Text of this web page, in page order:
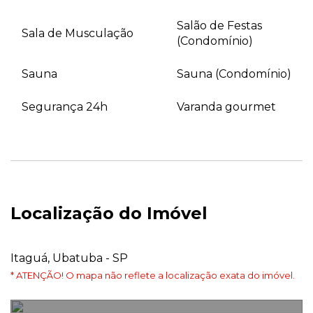
Sala de Musculação
Salão de Festas
(Condomínio)
Sauna Sauna (Condomínio)
Segurança 24h Varanda gourmet
Localização do Imóvel
Itaguá, Ubatuba - SP
* ATENÇÃO! O mapa não reflete a localização exata do imóvel.